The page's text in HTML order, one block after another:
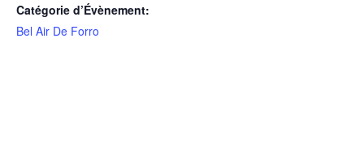
Catégorie d’Évènement:
Bel Air De Forro